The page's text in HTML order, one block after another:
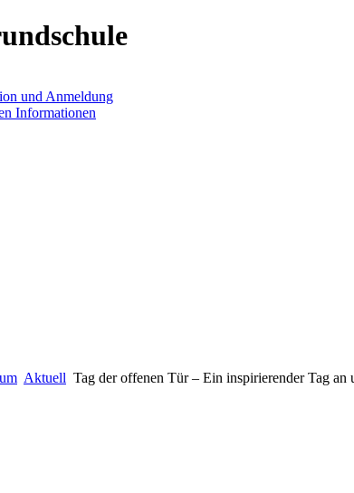
und Anmeldung
Informationen
Aktuell Tag der offenen Tür – Ein inspirierender Tag an